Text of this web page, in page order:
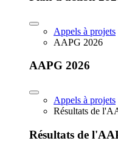
Appels à projets
AAPG 2026
AAPG 2026
Appels à projets
Résultats de
Résultats de